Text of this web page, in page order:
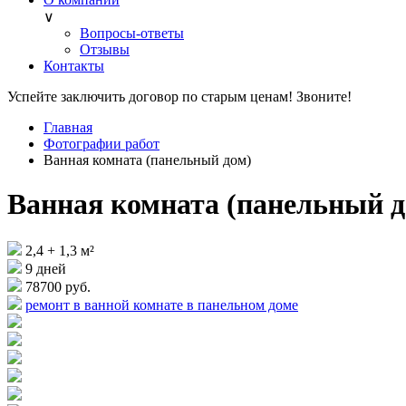
∨
Вопросы-ответы
Отзывы
Контакты
Успейте заключить договор по старым ценам! Звоните!
Главная
Фотографии работ
Ванная комната (панельный дом)
Ванная комната (панельный
2,4 + 1,3 м²
9 дней
78700 руб.
ремонт в ванной комнате в панельном доме